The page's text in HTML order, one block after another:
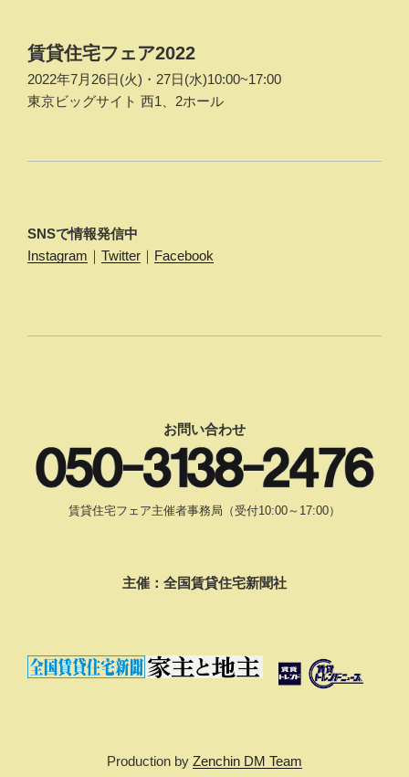
ー
シ
ョ
賃貸住宅フェア2022
2022年7月26日(火)・27日(水)10:00~17:00
東京ビッグサイト 西1、2ホール
SNSで情報発信中
Instagram
Twitter Facebook
お問い合わせ
賃貸住宅フェア主催者事務局（受付10:00～17:00）
主催：全国賃貸住宅新聞社
Production by Zenchin DM Team